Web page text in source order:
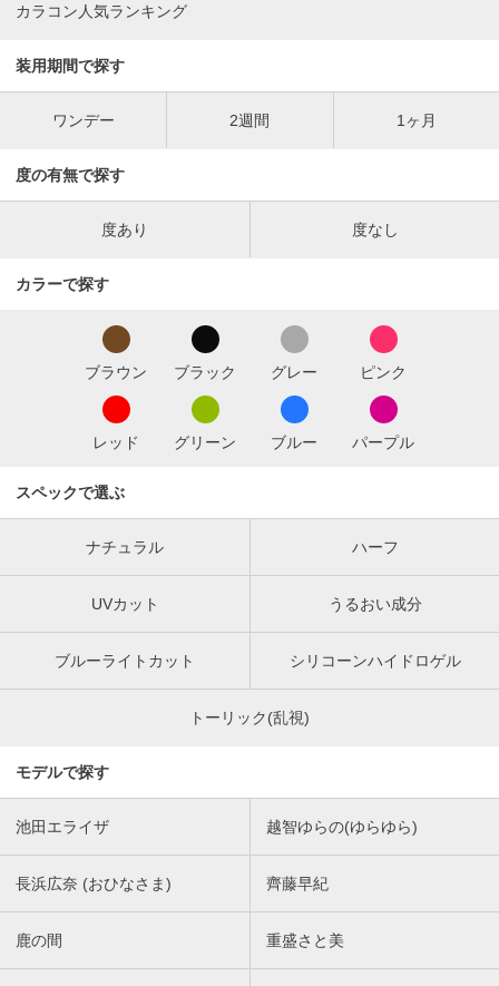
カラコン人気ランキング
装用期間で探す
ワンデー 2週間 1ヶ月
度の有無で探す
度あり 度なし
カラーで探す
ブラウン ブラック グレー ピンク
レッド グリーン ブルー パープル
スペックで選ぶ
ナチュラル ハーフ
UVカット うるおい成分
ブルーライトカット シリコーンハイドロゲル
トーリック(乱視)
モデルで探す
池田エライザ 越智ゆらの(ゆらゆら)
長浜広奈 (おひなさま) 齊藤早紀
鹿の間 重盛さと美